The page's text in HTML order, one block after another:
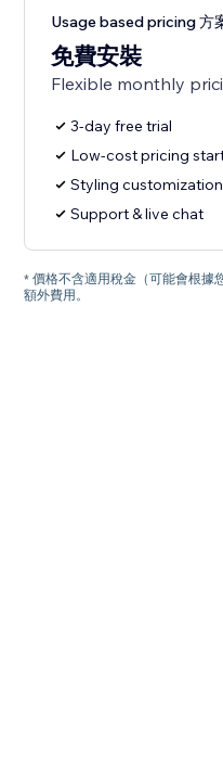
Usage based pricing 方
免費安裝
Flexible monthly
3-day free trial
Low-cost pricing
Styling
Support & live chat
* 價格不含適用稅金（可能會根據
額外費用。